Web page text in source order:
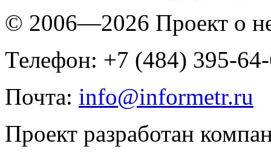
© 2006—2026 Проект о
Телефон: +7 (484) 395-
Почта: info@informetr.ru
Проект разработан